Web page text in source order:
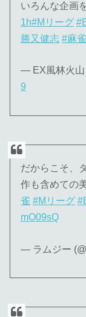
いろんな企画
1h#Mリーグ
勝又健志 #麻雀
— EX風林火山
9
だからこそ、
作も含めての
雀 #Mリーグ
mO09sQ
— ラムジー